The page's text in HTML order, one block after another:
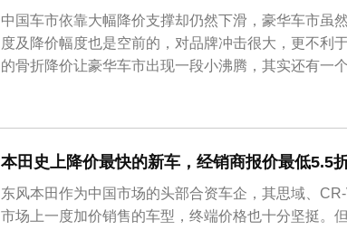
中国车市依靠大幅降价支撑却仍然下滑，豪华车市虽
度及降价幅度也是空前的，对品牌冲击很大，更不利
的骨折降价让豪华车市出现一段小沸腾，其实还有一
还表示，沃尔沃S60L都卖到这个价格了，够拼了！事
底价，二级经销商给出的报价还要低。而沃尔...
本田史上降价最快的新车，经销商报价最低5.5
东风本田作为中国市场的头部合资车企，其思域、
市场上一度加价销售的车型，终端价格也十分坚挺。